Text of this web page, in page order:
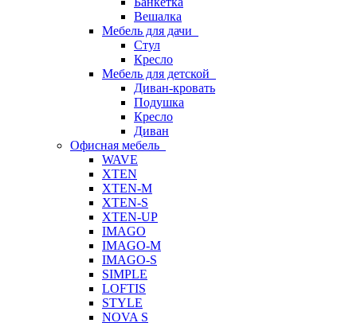
Вешалка
Мебель для дачи
Стул
Кресло
Мебель для детской
Диван-кровать
Подушка
Кресло
Диван
Офисная мебель
WAVE
XTEN
XTEN-M
XTEN-S
XTEN-UP
IMAGO
IMAGO-M
IMAGO-S
SIMPLE
LOFTIS
STYLE
NOVA S